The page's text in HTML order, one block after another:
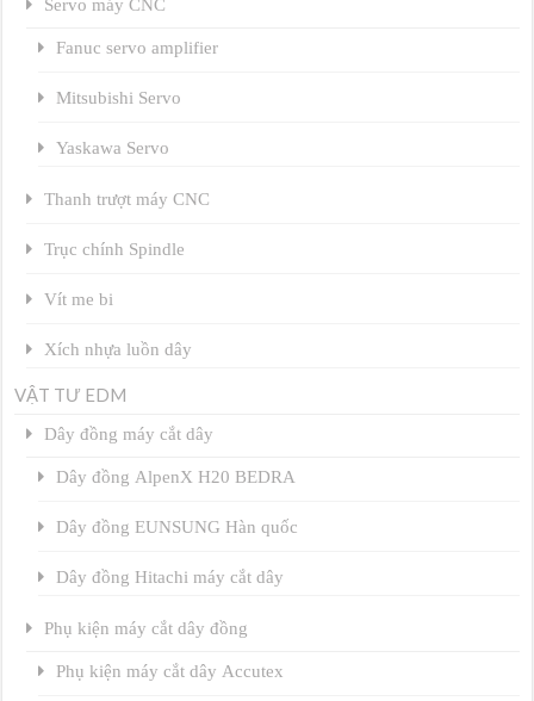
Servo máy CNC
Fanuc servo amplifier
Mitsubishi Servo
Yaskawa Servo
Thanh trượt máy CNC
Trục chính Spindle
Vít me bi
Xích nhựa luồn dây
VẬT TƯ EDM
Dây đồng máy cắt dây
Dây đồng AlpenX H20 BEDRA
Dây đồng EUNSUNG Hàn quốc
Dây đồng Hitachi máy cắt dây
Phụ kiện máy cắt dây đồng
Phụ kiện máy cắt dây Accutex